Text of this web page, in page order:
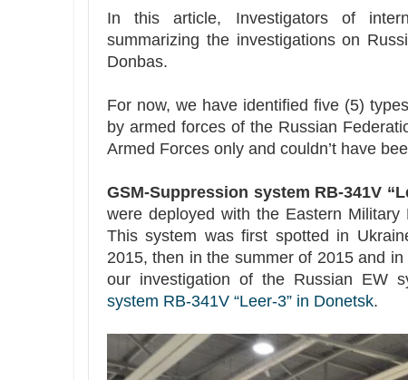
In this article, Investigators of
summarizing the investigations on
Donbas.
For now, we have identified five (5)
by armed forces of the Russian
Armed Forces only and couldn’t have
GSM-Suppression system RB-341V
were deployed with the Eastern
This system was first spotted in
2015, then in the summer of 2015 and
our investigation of the Russian EW
system RB-341V “Leer-3” in Donetsk.